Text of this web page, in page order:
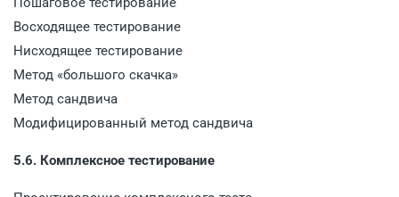
Восходящее тестирование
Нисходящее тестирование
Метод «большого скачка»
Метод сандвича
Модифицированный метод сандвича
5.6. Комплексное тестирование